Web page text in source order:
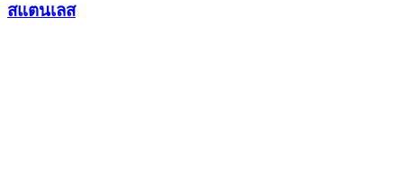
สแตนเลส